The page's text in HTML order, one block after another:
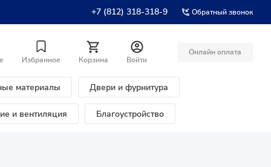
+7 (812) 318-318-9 Обратный звонок
Избранное Корзина Войти
Онлайн оплата
материалы Двери и фурнитура
и вентиляция Благоустройство